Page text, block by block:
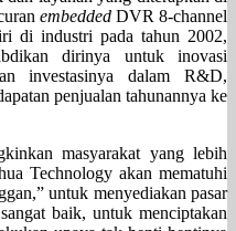
embeddedDVR 8-channel
di industri pada tahun 2002,
dirinya untuk inovasi
investasinya dalam R&D,
penjualan tahunannya ke
masyarakat yang lebih
Technology akan mematuhi
untuk menyediakan pasar
baik, untuk menciptakan